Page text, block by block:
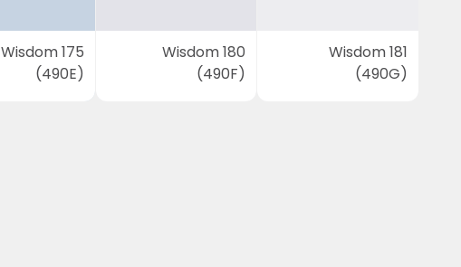
Wisdom 175
(490E)
Wisdom 180
(490F)
Wisdom 181
(490G)